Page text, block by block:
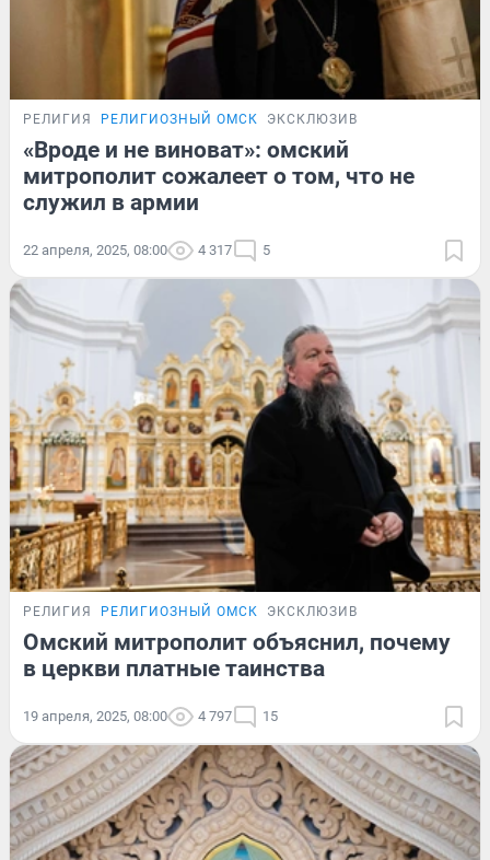
РЕЛИГИЯ РЕЛИГИОЗНЫЙ ОМСК ЭКСКЛЮЗИВ
«Вроде и не виноват»: омский
митрополит сожалеет о том, что не
служил в армии
22 апреля, 2025, 08:00 4 317 5
РЕЛИГИЯ РЕЛИГИОЗНЫЙ ОМСК ЭКСКЛЮЗИВ
Омский митрополит объяснил, почему
в церкви платные таинства
19 апреля, 2025, 08:00 4 797 15